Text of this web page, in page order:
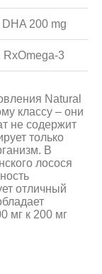
200 mg
RxOmega-3
Natural
классу – они
не содержит
только
В
лосося
отличный
мг к 200 мг